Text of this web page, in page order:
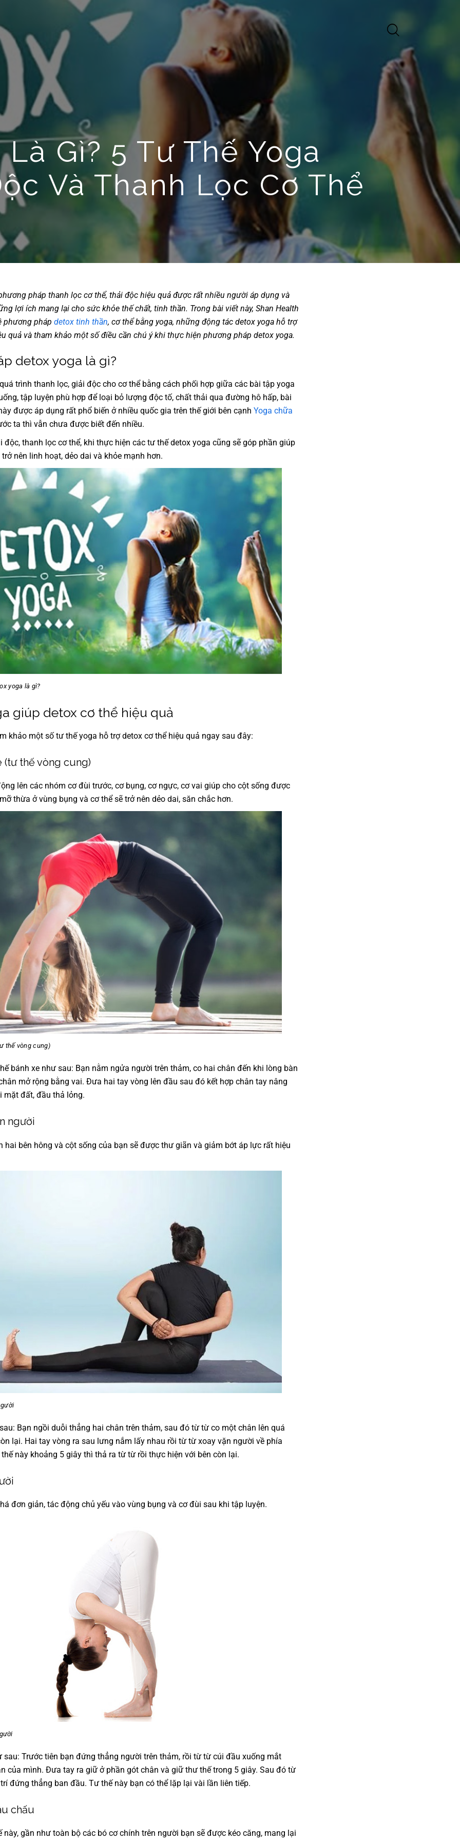
Gì? 5 Tư Thế Yoga
Và Thanh Lọc Cơ Thể
pháp thanh lọc cơ thể, thải độc hiệu quả được rất nhiều người áp dụng và
lợi ích mang lại cho sức khỏe thế chất, tinh thần. Trong bài viết này, Shan Health
phương pháp detox tinh thần, cơ thể bằng yoga, những động tác detox yoga hỗ trợ
quả và tham khảo một số điều cần chú ý khi thực hiện phương pháp detox yoga.
detox yoga là gì?
trình thanh lọc, giải độc cho cơ thể bằng cách phối hợp giữa các bài tập yoga
tập luyện phù hợp để loại bỏ lượng độc tố, chất thải qua đường hô hấp, bài
được áp dụng rất phổ biến ở nhiều quốc gia trên thế giới bên cạnh Yoga chữa
ta thì vẫn chưa được biết đến nhiều.
độc, thanh lọc cơ thể, khi thực hiện các tư thế detox yoga cũng sẽ góp phần giúp
nên linh hoạt, dẻo dai và khỏe mạnh hơn.
yoga là gì?
giúp detox cơ thể hiệu quả
khảo một số tư thế yoga hỗ trợ detox cơ thể hiệu quả ngay sau đây:
(tư thế vòng cung)
lên các nhóm cơ đùi trước, cơ bụng, cơ ngực, cơ vai giúp cho cột sống được
thừa ở vùng bụng và cơ thể sẽ trở nên dẻo dai, săn chắc hơn.
thế vòng cung)
bánh xe như sau: Bạn nằm ngửa người trên thảm, co hai chân đến khi lòng bàn
mở rộng bằng vai. Đưa hai tay vòng lên đầu sau đó kết hợp chân tay nâng
mặt đất, đầu thả lỏng.
người
hai bên hông và cột sống của bạn sẽ được thư giãn và giảm bớt áp lực rất hiệu
Bạn ngồi duỗi thẳng hai chân trên thảm, sau đó từ từ co một chân lên quá
lại. Hai tay vòng ra sau lưng nắm lấy nhau rồi từ từ xoay vặn người về phía
này khoảng 5 giây thì thả ra từ từ rồi thực hiện với bên còn lại.
đơn giản, tác động chủ yếu vào vùng bụng và cơ đùi sau khi tập luyện.
sau: Trước tiên bạn đứng thẳng người trên thảm, rồi từ từ cúi đầu xuống mắt
của mình. Đưa tay ra giữ ở phần gót chân và giữ thư thế trong 5 giây. Sau đó từ
đứng thẳng ban đầu. Tư thế này bạn có thể lặp lại vài lần liên tiếp.
chấu
này, gần như toàn bộ các bó cơ chính trên người bạn sẽ được kéo căng, mang lại